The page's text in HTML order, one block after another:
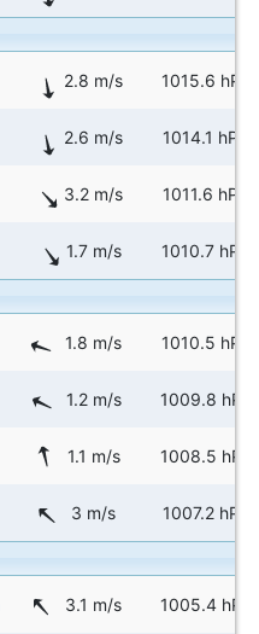
2.8 m/s 1015.6 hPa
2.6 m/s 1014.1 hPa
3.2 m/s 1011.6 hPa
1.7 m/s 1010.7 hPa
1.8 m/s 1010.5 hPa
1.2 m/s 1009.8 hPa
1.1 m/s 1008.5 hPa
3 m/s 1007.2 hPa
3.1 m/s 1005.4 hPa